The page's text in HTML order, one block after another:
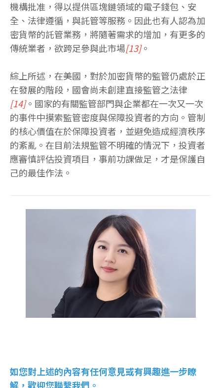
機構批准，得以提供區塊鏈領域的電子錢包、安
全、法律遵循，與託管等服務。因此也有人認為加
密貨幣的託管業務，將隨著需求的增加，有更多的
傳統業者，欲跨足參與此市場[13]。
綜上所述，在美國，對於加密貨幣的監管仍處於正
在發展的階段，國會尚未創建直接監管之法律
[14]。國家的有關監管部門與企業都在一次又一次
的事件中摸索監管密度與保障投資者的方向。管制
的核心價值在於保障投資者，並避免造成經濟秩序
的紊亂。在目前法規監管不明確的情況下，投資者
應審慎評估投資項目，事前功課做足，才是保護自
己的最佳作法。
如您對上述的內容有任何意見或有興趣進一步瞭
解，歡迎您聯繫我們。